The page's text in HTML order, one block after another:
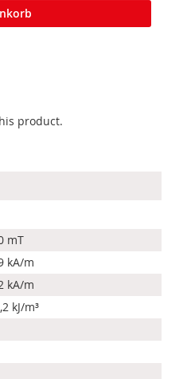
product.
mT
kA/m
kA/m
kJ/m³